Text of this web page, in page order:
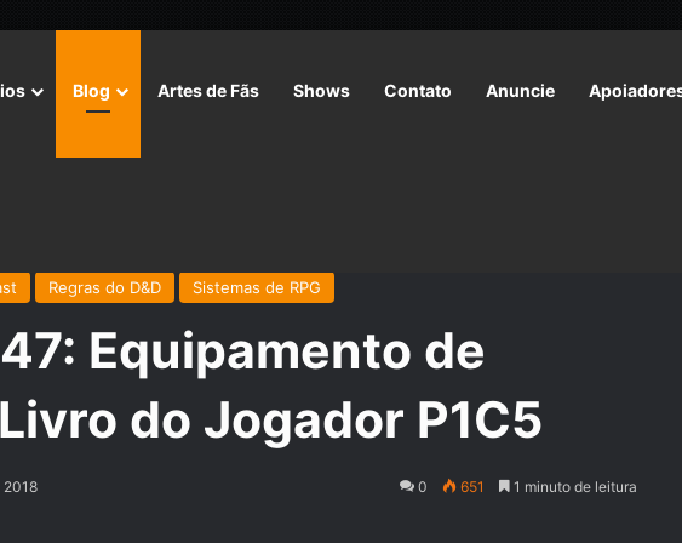
Blog Artes de Fãs Shows Contato Anuncie
Regras do D&D Sistemas de RPG
Equipamento de
do Jogador P1C5
2018 0 651 1 minuto de leitura